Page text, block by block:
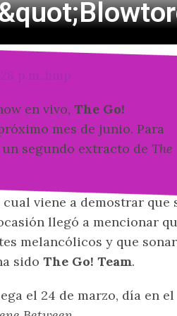
en vivo, The Go!
mes de junio. Para
segundo extracto de The
viene a demostrar que
llegó a mencionar
melancólicos y que
sido The Go! Team.
el 24 de marzo, día en el